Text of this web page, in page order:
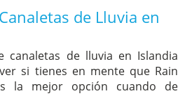
de Lluvia en
canaletas de lluvia en Islandia
si tienes en mente que Rain
la mejor opción cuando de